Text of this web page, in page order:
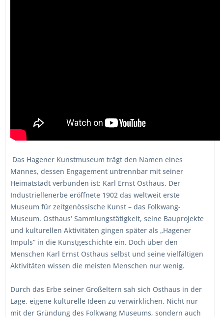
Das Hagener Kunstmuseum trägt den Namen eines
Mannes, dessen Engagement untrennbar mit seiner
Heimatstadt verbunden ist: Karl Ernst Osthaus. Der
Industriellenerbe eröffnete 1902 das weltweit erste
Museum für zeitgenössische Kunst – das Folkwang-
Museum. Osthaus‘ Sammlungstätigkeit, seine Bauprojekte
und kulturellen Aktivitäten gingen später als „Hagener
Impuls“ in die Kunstgeschichte ein. Doch über den
Menschen Karl Ernst Osthaus selbst und seine vielfältigen
Aktivitäten wissen die meisten Menschen nur wenig.
Durch das Erbe seiner Großeltern sah sich Osthaus in der
Lage, eigene kulturelle Ideen zu verwirklichen. Nicht nur
mit der Gründung des Folkwang Museums, sondern auch